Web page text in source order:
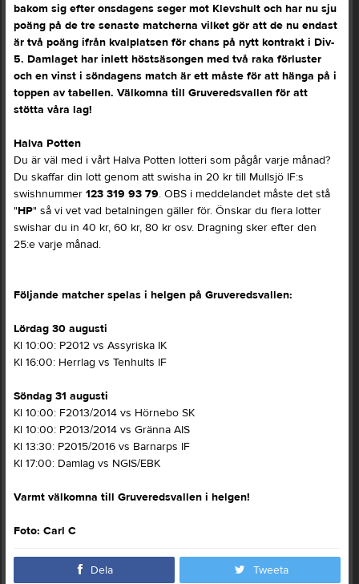
bakom sig efter onsdagens seger mot Klevshult och har nu sju
poäng på de tre senaste matcherna vilket gör att de nu endast
är två poäng ifrån kvalplatsen för chans på nytt kontrakt i Div-
5. Damlaget har inlett höstsäsongen med två raka förluster
och en vinst i söndagens match är ett måste för att hänga på i
toppen av tabellen. Välkomna till Gruveredsvallen för att
stötta våra lag!
Halva Potten
Du är väl med i vårt Halva Potten lotteri som pågår varje månad?
Du skaffar din lott genom att swisha in 20 kr till Mullsjö IF:s
swishnummer 123 319 93 79. OBS i meddelandet måste det stå
"HP" så vi vet vad betalningen gäller för. Önskar du flera lotter
swishar du in 40 kr, 60 kr, 80 kr osv. Dragning sker efter den
25:e varje månad.
Följande matcher spelas i helgen på Gruveredsvallen:
Lördag 30 augusti
Kl 10:00: P2012 vs Assyriska IK
Kl 16:00: Herrlag vs Tenhults IF
Söndag 31 augusti
Kl 10:00: F2013/2014 vs Hörnebo SK
Kl 10:00: P2013/2014 vs Gränna AIS
Kl 13:30: P2015/2016 vs Barnarps IF
Kl 17:00: Damlag vs NGIS/EBK
Varmt välkomna till Gruveredsvallen i helgen!
Foto: Carl C
Dela Tweeta